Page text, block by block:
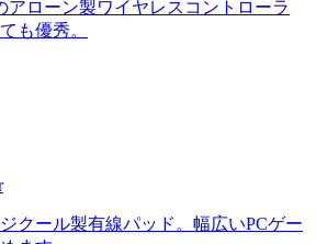
アローン製ワイヤレスコントローラ
も優秀。
クール製有線パッド。幅広いPCゲー